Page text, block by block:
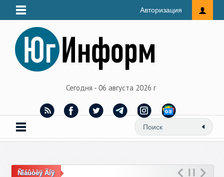
Авторизация
Сегодня - 06 августа 2026 г
Ñîáûòèÿ Äíÿ